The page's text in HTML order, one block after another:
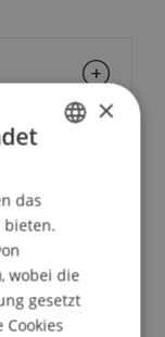
×
das
bieten.
wobei die
gesetzt